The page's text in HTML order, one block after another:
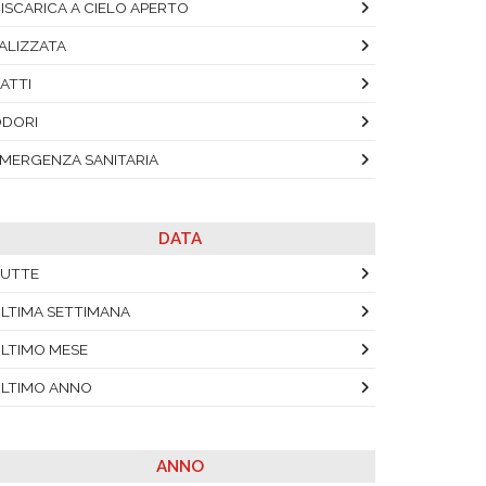
A CIELO APERTO
SANITARIA
DATA
SETTIMANA
MESE
ANNO
ANNO